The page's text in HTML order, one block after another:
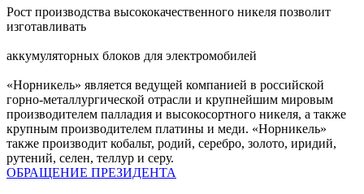
Рост производства высококачественного никеля позволит
изготавливать
аккумуляторных блоков для электромобилей
«Норникель» является ведущей компанией в российской
горно-металлургической отрасли и крупнейшим мировым
производителем палладия и высокосортного никеля, а также
крупным производителем платины и меди. «Норникель»
также производит кобальт, родий, серебро, золото, иридий,
рутений, селен, теллур и серу.
ОБРАЩЕНИЕ ПРЕЗИДЕНТА